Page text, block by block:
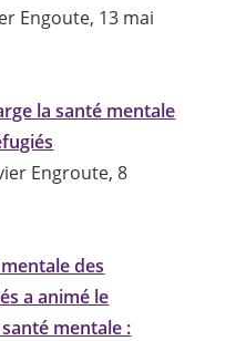
Engoute, 13 mai
la santé mentale
Engroute, 8
des
a animé le
mentale :